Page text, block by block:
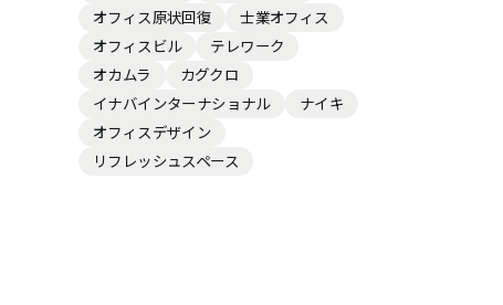
NEWS 新着情報
COLUMN コラム
オフィス原状回復
士業オフィス
オフィスビル
テレワーク
オカムラ
カグクロ
イナバインターナショナル
ナイキ
オフィスデザイン
リフレッシュスペース